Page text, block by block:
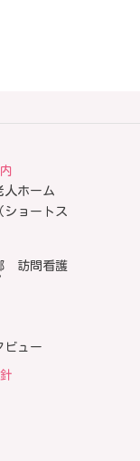
人ホーム
ショートス
訪問看護
ビュー